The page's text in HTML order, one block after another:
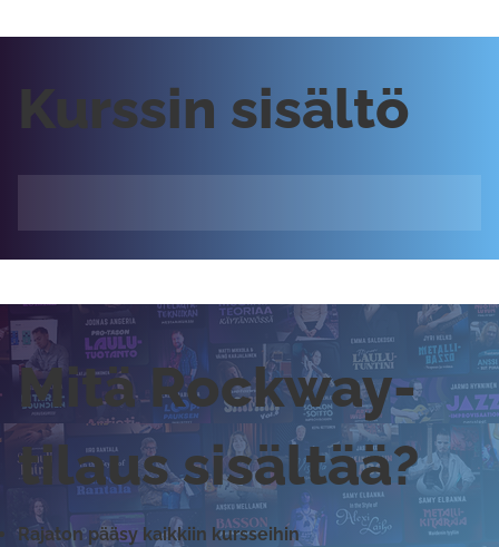
Kurssin sisältö
Mitä Rockway-
tilaus sisältää?
Rajaton pääsy kaikkiin kursseihin